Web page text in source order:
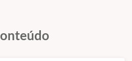
PA CONCURSO